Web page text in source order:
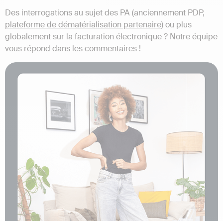
Des interrogations au sujet des PA (anciennement PDP,
plateforme de dématérialisation partenaire) ou plus
globalement sur la facturation électronique ? Notre équipe
vous répond dans les commentaires !